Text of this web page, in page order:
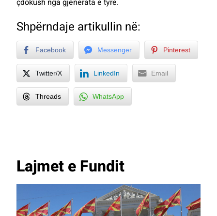
Shpërndaje artikullin në:
Facebook Messenger Pinterest
Twitter/X LinkedIn Email
Threads WhatsApp
Lajmet e Fundit